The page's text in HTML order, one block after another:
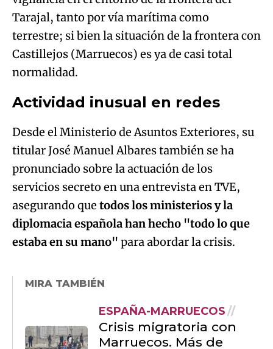
Tarajal, tanto por vía marítima como
terrestre; si bien la situación de la frontera con
Castillejos (Marruecos) es ya de casi total
normalidad.
Actividad inusual en redes
Desde el Ministerio de Asuntos Exteriores, su
titular José Manuel Albares también se ha
pronunciado sobre la actuación de los
servicios secreto en una entrevista en TVE,
asegurando que todos los ministerios y la
diplomacia española han hecho "todo lo que
estaba en su mano" para abordar la crisis.
MIRA TAMBIÉN
ESPAÑA-MARRUECOS
Crisis migratoria con
Marruecos. Más de